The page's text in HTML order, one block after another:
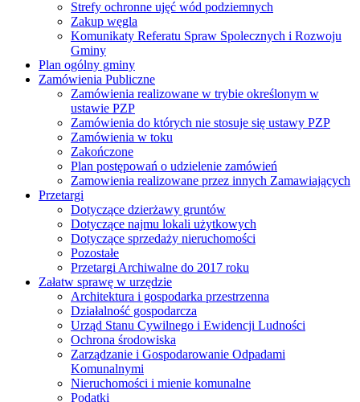
Strefy ochronne ujęć wód podziemnych
Zakup węgla
Komunikaty Referatu Spraw Spolecznych i Rozwoju
Gminy
Plan ogólny gminy
Zamówienia Publiczne
Zamówienia realizowane w trybie określonym w
ustawie PZP
Zamówienia do których nie stosuje się ustawy PZP
Zamówienia w toku
Zakończone
Plan postępowań o udzielenie zamówień
Zamowienia realizowane przez innych Zamawiających
Przetargi
Dotyczące dzierżawy gruntów
Dotyczące najmu lokali użytkowych
Dotyczące sprzedaży nieruchomości
Pozostałe
Przetargi Archiwalne do 2017 roku
Załatw sprawę w urzędzie
Architektura i gospodarka przestrzenna
Działalność gospodarcza
Urząd Stanu Cywilnego i Ewidencji Ludności
Ochrona środowiska
Zarządzanie i Gospodarowanie Odpadami
Komunalnymi
Nieruchomości i mienie komunalne
Podatki